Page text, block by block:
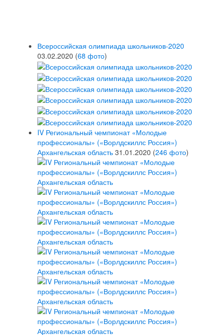
Всероссийская олимпиада школьников-2020
03.02.2020 (68 фото)
IV Региональный чемпионат «Молодые
профессионалы» («Ворлдскиллс Россия»)
Архангельская область 31.01.2020 (246 фото)